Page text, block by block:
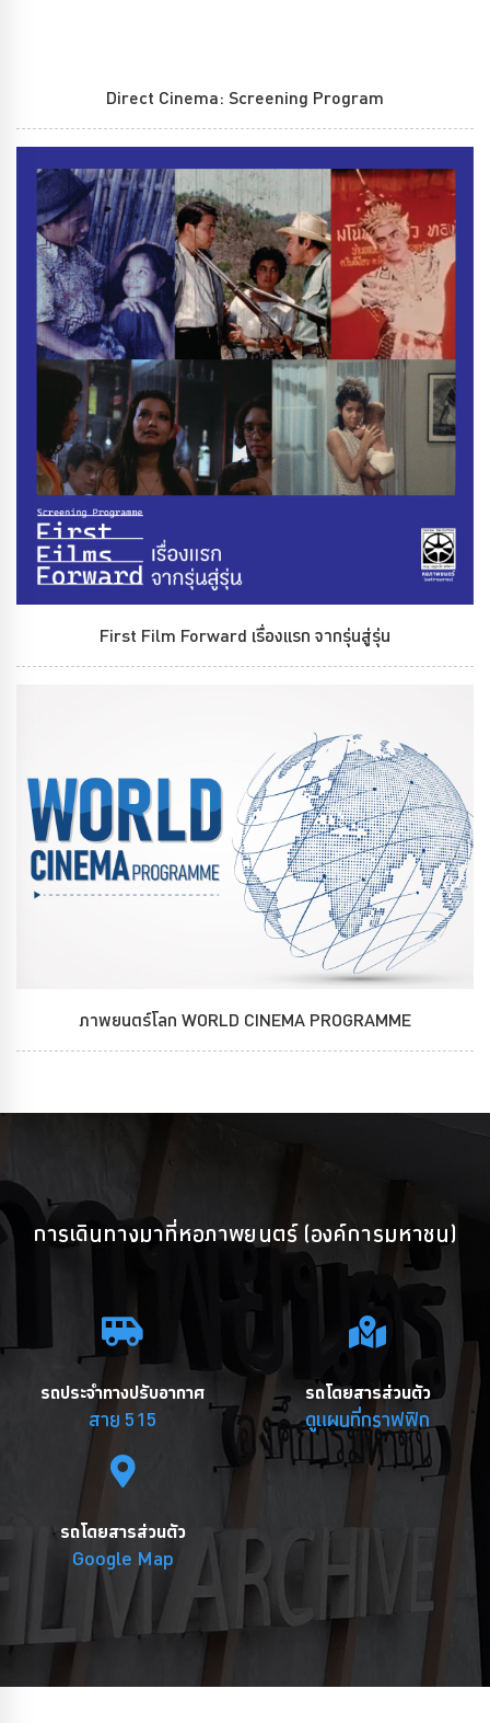
Direct Cinema: Screening Program
First Film Forward เรื่องแรก จากรุ่นสู่รุ่น
ภาพยนตร์โลก WORLD CINEMA PROGRAMME
การเดินทางมาที่หอภาพยนตร์ (องค์การมหาชน)
รถประจำทางปรับอากาศ
สาย 515
รถโดยสารส่วนตัว
ดูแผนที่กราฟฟิก
รถโดยสารส่วนตัว
Google Map